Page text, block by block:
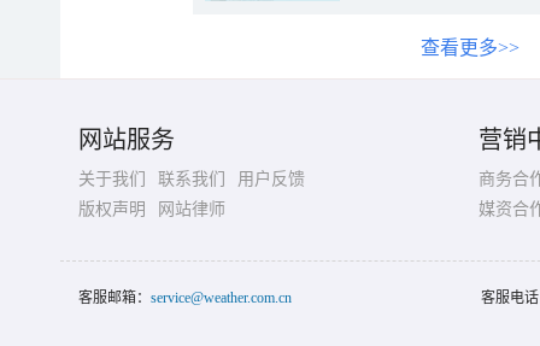
查看更多>>
网站服务
关于我们 联系我们
用户反馈
版权声明
网站律师
营销
商务合
媒资合
客服邮箱： service@weather.com.cn 客服电